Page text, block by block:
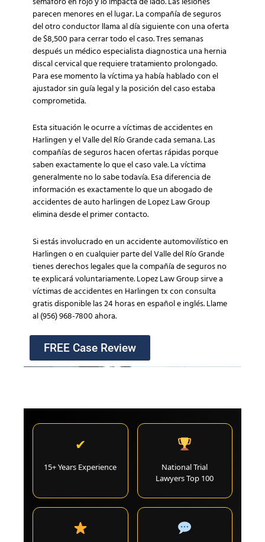
parecen menores en el lugar. La compañía de seguros
del otro conductor llama al día siguiente con una oferta
de $8,500 para cerrar todo el caso. Tres semanas
después un médico especialista diagnostica una hernia
discal cervical que requiere tratamiento prolongado.
Para ese momento la víctima ya había hablado con el
ajustador sin guía legal y la posición del caso estaba
comprometida.
Esta situación le ocurre a víctimas de accidentes en
Harlingen y el Valle del Río Grande cada semana. Las
compañías de seguros hacen ofertas rápidas porque
saben exactamente lo que el caso vale. La víctima
generalmente no lo sabe todavía. Esa diferencia de
información es exactamente lo que un abogado de
accidentes de auto harlingen de Lopez Law Group
elimina desde el primer contacto.
Si estás involucrado en un accidente automovilístico en
Harlingen o en cualquier parte del Valle del Río Grande
tienes derechos legales que la compañía de seguros no
te explicará voluntariamente. Lopez Law Group sirve a
víctimas de accidentes en Harlingen tx con consulta
gratis disponible las 24 horas en español e inglés. Llame
al (956) 968-7800 ahora.
FREE Case Review
✔
15+ Years Experience
National Trial
Lawyers Top 100